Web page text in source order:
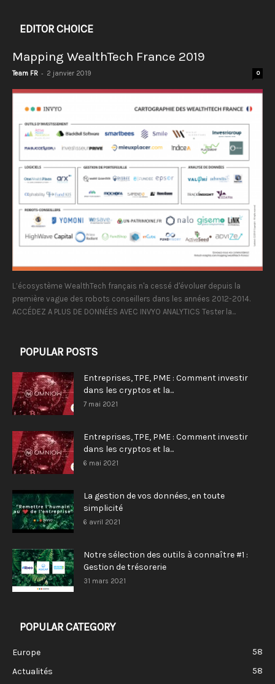
EDITOR CHOICE
Mapping WealthTech France 2019
Team FR - 2 janvier 2019 0
L’écosystème WealthTech français n'a cessé d'évoluer depuis la
première vague des robots conseillers dans les années 2012-2014.
ACCÉDEZ A PLUS DE DONNÉES AVEC INVYO ANALYTICS Tester la...
POPULAR POSTS
Entreprises, TPE, PME : Comment investir
dans les cryptos et la...
7 mai 2021
Entreprises, TPE, PME : Comment investir
dans les cryptos et la...
6 mai 2021
La gestion de vos données, en toute
simplicité
6 avril 2021
Notre sélection des outils à connaître #1 :
Gestion de trésorerie
31 mars 2021
POPULAR CATEGORY
Europe
58
Actualités
58